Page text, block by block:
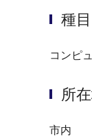
種目
コンピ
所
市内